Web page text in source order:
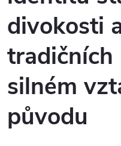
divokosti
tradičních
silném
původu